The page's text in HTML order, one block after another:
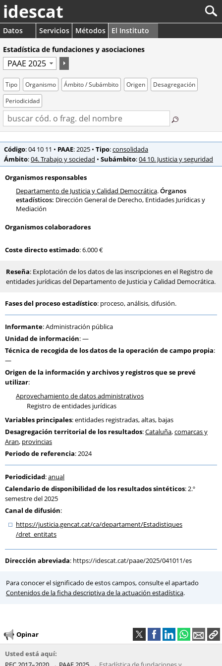
idescat
Datos Servicios Métodos
El Instituto
Estadística de fundaciones y asociaciones
Tipo Organismo Ámbito / Subámbito Origen
Desagregación
Periodicidad
Código: 04 10 11 • PAAE: 2025 • Tipo:consolidada
Ámbito:04. Trabajo y sociedad • Subámbito:04 10. Justicia y seguridad
Organismos responsables
Departamento de Justicia y Calidad Democrática.Órganos
estadísticos: Dirección General de Derecho, Entidades Jurídicas y
Mediación
Organismos colaboradores
Coste directo estimado: 6.000 €
Reseña: Explotación de los datos de las inscripciones en el Registro de
entidades jurídicas del Departamento de Justicia y Calidad Democrática.
Fases del proceso estadístico: proceso, análisis, difusión.
Informante: Administración pública
Unidad de información: —
Técnica de recogida de los datos de la operación de campo propia:
—
Origen de la información y archivos y registros que se prevé
utilizar:
Aprovechamiento de datos administrativos
Registro de entidades jurídicas
Variables principales: entidades registradas, altas, bajas
Desagregación territorial de los resultados:Cataluña,comarcas y
Aran, provincias
Periodo de referencia: 2024
Periodicidad:anual
Calendario de disponibilidad de los resultados sintéticos: 2.º
semestre del 2025
Canal de difusión:
https://justicia.gencat.cat/ca/departament/Estadistiques
/dret_entitats
Dirección abreviada: https://idescat.cat/paae/2025/041011/es
Para conocer el significado de estos campos, consulte el apartado
Contenidos de la ficha descriptiva de la actuación estadística.
Opinar
Usted está aquí: